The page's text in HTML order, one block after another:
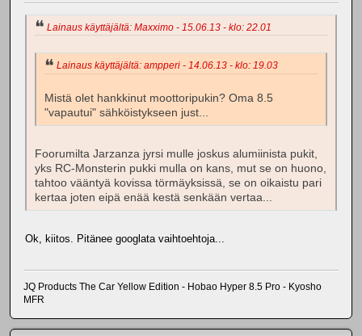
Lainaus käyttäjältä: Maxximo - 15.06.13 - klo: 22.01
Lainaus käyttäjältä: ampperi - 14.06.13 - klo: 19.03
Mistä olet hankkinut moottoripukin? Oma 8.5
"vapautui" sähköistykseen just...
Foorumilta Jarzanza jyrsi mulle joskus alumiinista pukit,
yks RC-Monsterin pukki mulla on kans, mut se on huono,
tahtoo vääntyä kovissa törmäyksissä, se on oikaistu pari
kertaa joten eipä enää kestä senkään vertaa...
Ok, kiitos. Pitänee googlata vaihtoehtoja...
JQ Products The Car Yellow Edition - Hobao Hyper 8.5 Pro - Kyosho
MFR